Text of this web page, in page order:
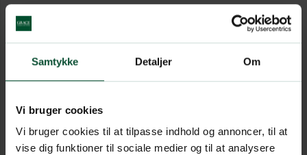
Samtykke Detaljer Om
Vi bruger cookies
Vi bruger cookies til at tilpasse indhold og annoncer, til at
vise dig funktioner til sociale medier og til at analysere